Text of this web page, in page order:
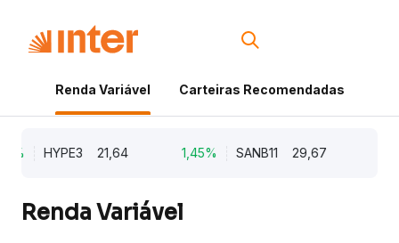
Renda Variável Carteiras Recomendadas
HYPE3 21,64 1,45% SANB11 29,67
Renda Variável